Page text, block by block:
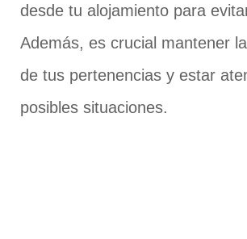
desde tu alojamiento para
Además, es crucial mantener
de tus pertenencias y estar
posibles situaciones.